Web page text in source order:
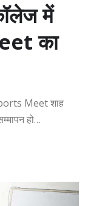
में
का
Meet शाह
हो…